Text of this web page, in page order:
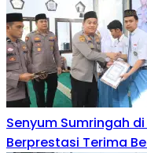
Senyum Sumringah
Berprestasi Terima